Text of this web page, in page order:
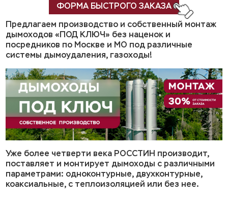
ФОРМА БЫСТРОГО ЗАКАЗА
Предлагаем производство и собственный монтаж
дымоходов «ПОД КЛЮЧ» без наценок и
посредников по Москве и МО под различные
системы дымоудаления, газоходы!
Уже более четверти века РОССТИН производит,
поставляет и монтирует дымоходы с различными
параметрами: одноконтурные, двухконтурные,
коаксиальные, с теплоизоляцией или без нее.